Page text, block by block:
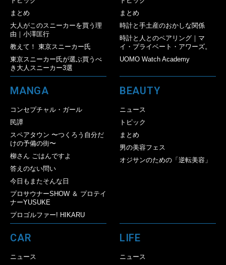
まとめ
大人がこのスニーカーを買う理
由｜小澤匡行
教えて！ 東京スニーカー氏
東京スニーカー氏が選ぶ買うべ
き大人スニーカー3選
まとめ
時計と手土産のおかしな関係
時計と人とのペアリング｜マ
イ・プライベート・アワーズ。
UOMO Watch Academy
MANGA
コンセプチャル・ガール
民譚
スペアタウン 〜つくろう自分だ
けの予備の街〜
柳さん ごはんですよ
答えのない問い
今日もまたそんな日
プロサウナーSHOW ＆ プロテイ
ナーYUSUKE
プロゴルファー! HIKARU
BEAUTY
ニュース
トピック
まとめ
男の美容フェス
オジサンのための「逆転美容」
CAR
ニュース
LIFE
ニュース